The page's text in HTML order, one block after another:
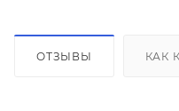
ОТЗЫВЫ КАК